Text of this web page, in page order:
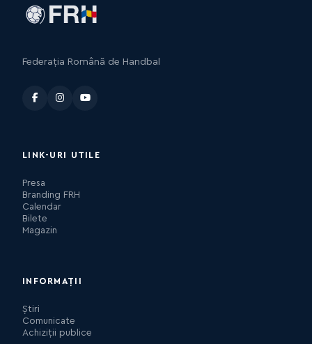
Federația Română de Handbal
LINK-URI UTILE
Presa
Branding FRH
Calendar
Bilete
Magazin
INFORMAȚII
Știri
Comunicate
Achiziții publice